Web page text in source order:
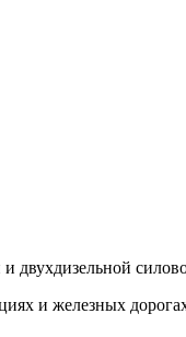
и железных